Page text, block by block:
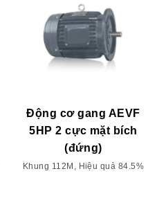
Động cơ gang AEVF
5HP 2 cực mặt bích
(đứng)
Khung 112M, Hiệu quả 84.5%